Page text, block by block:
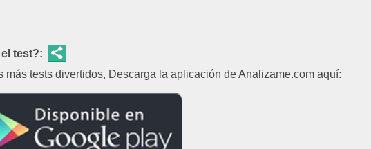
test?:
más tests divertidos, Descarga la aplicación de Analizame.com aquí: